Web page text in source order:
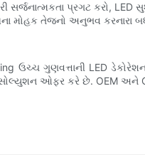
સર્જનાત્મકતા પ્રગટ કરો,
મોહક તેજનો અનુભવ કરનારા
ઉચ્ચ ગુણવત્તાની LED
સોલ્યુશન ઓફર કરે છે. OEM અને